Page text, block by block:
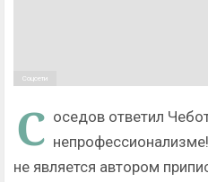
Соцсети
С оседов ответил
не является автором